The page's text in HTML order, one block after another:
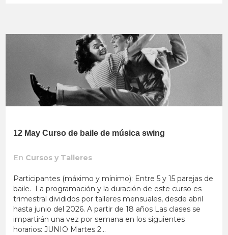
12 May Curso de baile de música swing
En Cursos y Talleres
Participantes (máximo y mínimo): Entre 5 y 15 parejas de
baile. La programación y la duración de este curso es
trimestral divididos por talleres mensuales, desde abril
hasta junio del 2026. A partir de 18 años Las clases se
impartirán una vez por semana en los siguientes
horarios: JUNIO Martes 2...